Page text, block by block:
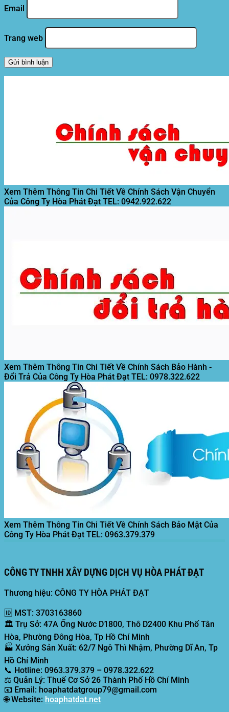
Email
Trang web
Xem Thêm Thông Tin Chi Tiết Về Chính Sách Vận Chuyển
Của Công Ty Hòa Phát Đạt TEL: 0942.922.622
Xem Thêm Thông Tin Chi Tiết Về Chính Sách Bảo Hành -
Đổi Trả Của Công Ty Hòa Phát Đạt TEL: 0978.322.622
Xem Thêm Thông Tin Chi Tiết Về Chính Sách Bảo Mật Của
Công Ty Hòa Phát Đạt TEL: 0963.379.379
CÔNG TY TNHH XÂY DỰNG DỊCH VỤ HÒA PHÁT ĐẠT
Thương hiệu: CÔNG TY HÒA PHÁT ĐẠT
🆔 MST: 3703163860
🏛️ Trụ Sở: 47A Ống Nước D1800, Thô D2400 Khu Phố Tân
Hòa, Phường Đông Hòa, Tp Hồ Chí Minh
🏭 Xưởng Sản Xuất: 62/7 Ngô Thì Nhậm, Phường Dĩ An, Tp
Hồ Chí Minh
📞 Hotline: 0963.379.379 – 0978.322.622
⚖️ Quản Lý: Thuế Cơ Sở 26 Thành Phố Hồ Chí Minh
📧 Email: hoaphatdatgroup79@gmail.com
🌐Website: hoaphatdat.net